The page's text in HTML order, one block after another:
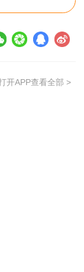
开APP查看全部 >